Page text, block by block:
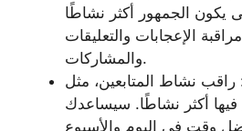
يكون الجمهور أكثر نشاطًا
الإعجابات والتعليقات
والمشاركات.
راقب نشاط المتابعين، مثل
فيها أكثر نشاطًا. سيساعدك
وقت في اليوم والأسبوع